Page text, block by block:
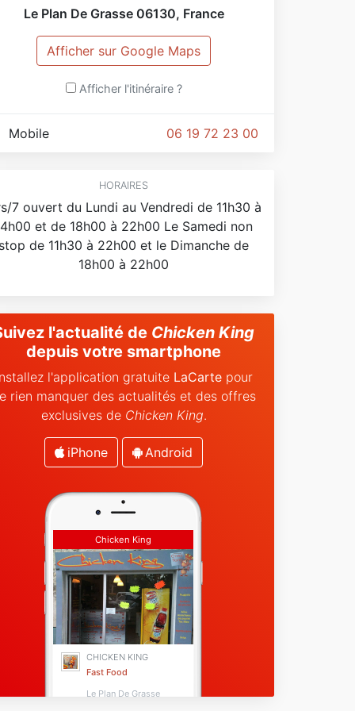
Le Plan De Grasse 06130, France
Afficher sur Google Maps
Afficher l'itinéraire ?
06 19 72 23 00
Mobile
HORAIRES
7 ouvert du Lundi au Vendredi de 11h30 à
et de 18h00 à 22h00 Le Samedi non
de 11h30 à 22h00 et le Dimanche de
18h00 à 22h00
l'actualité de Chicken King
depuis votre smartphone
l'application gratuite LaCartepour
rien manquer des actualités et des offres
exclusives de Chicken King.
iPhone Android
Chicken King
CHICKEN KING
Fast Food
Le Plan De Grasse